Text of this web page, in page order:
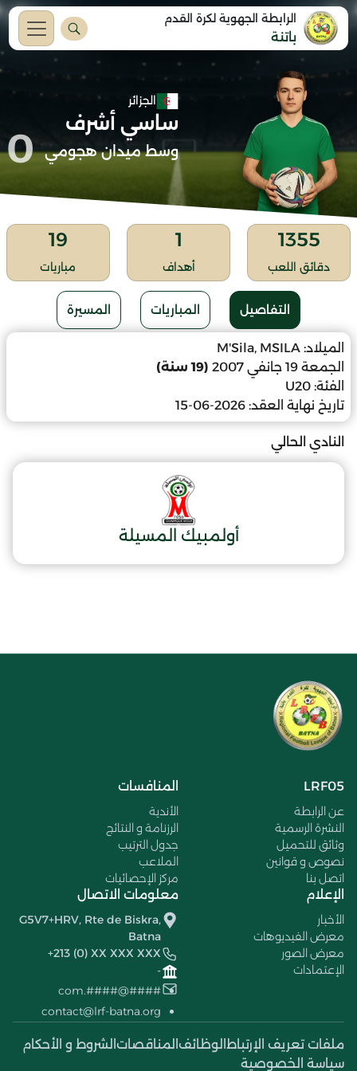
الرابطة الجهوية لكرة القدم
باتنة
الجزائر
ساسي أشرف
وسط ميدان هجومي 0
1355
دقائق اللعب
1
أهداف
19
مباريات
التفاصيل المباريات المسيرة
الميلاد: M'Sila, MSILA
الجمعة 19 جانفي 2007
(19 سنة)
الفئة: U20
تاريخ نهاية العقد: 2026-06-15
النادي الحالي
أولمبيك المسيلة
LRF05
عن الرابطة
النشرة الرسمية
وثائق للتحميل
نصوص و قوانين
اتصل بنا
المنافسات
الأندية
الرزنامة و النتائج
جدول الترتيب
الملاعب
مركز الإحصائيات
الإعلام
الأخبار
معرض الفيديوهات
معرض الصور
الإعتمادات
معلومات الاتصال
G5V7+HRV, Rte de Biskra,
Batna
+213 (0) XX XXX XXX
-
####@####.com
contact@lrf-batna.org
ملفات تعريف الإرتباط الوظائف المناقصات الشروط و الأحكام
سياسة الخصوصية